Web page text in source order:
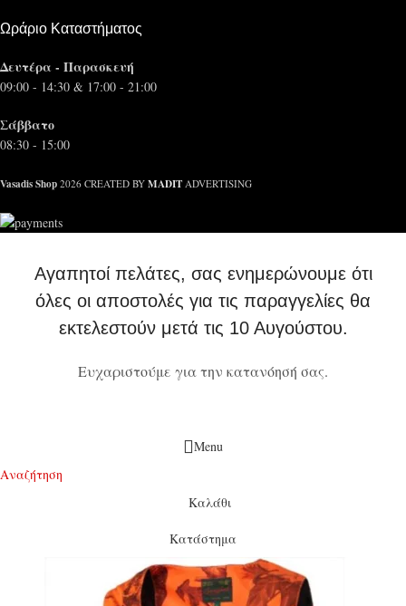
Ωράριο Καταστήματος
Δευτέρα - Παρασκευή
09:00 - 14:30 & 17:00 - 21:00
Σάββατο
08:30 - 15:00
Vasadis Shop 2026 CREATED BY MADIT ADVERTISING
Αγαπητοί πελάτες, σας ενημερώνουμε ότι
όλες οι αποστολές για τις παραγγελίες θα
εκτελεστούν μετά τις 10 Αυγούστου.
Ευχαριστούμε για την κατανόησή σας.
Menu
Αναζήτηση
Καλάθι
Κατάστημα